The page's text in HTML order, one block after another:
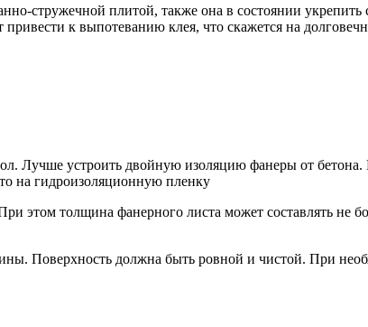
стружечной плитой, также она в состоянии укрепить
к выпотеванию клея, что скажется на
Лучше устроить двойную изоляцию фанеры от
на гидроизоляционную пленку
этом толщина фанерного листа может составлять не
Поверхность должна быть ровной и чистой. При